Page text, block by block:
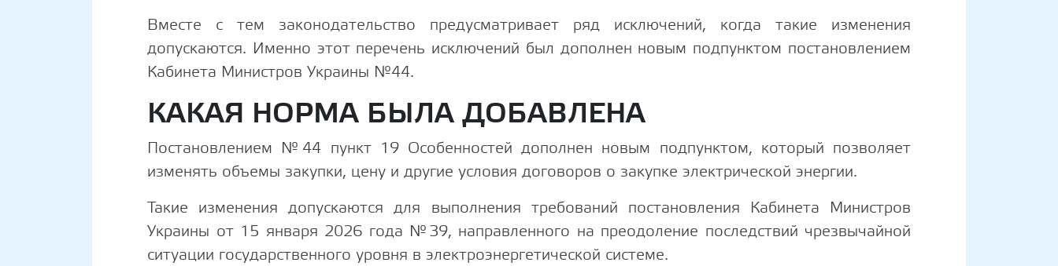
Вместе с тем законодательство предусматривает ряд исключений, когда такие изменения
допускаются. Именно этот перечень исключений был дополнен новым подпунктом постановлением
Кабинета Министров Украины №44.
КАКАЯ НОРМА БЫЛА ДОБАВЛЕНА
Постановлением №44 пункт 19 Особенностей дополнен новым подпунктом, который позволяет
изменять объемы закупки, цену и другие условия договоров о закупке электрической энергии.
Такие изменения допускаются для выполнения требований постановления Кабинета Министров
Украины от 15 января 2026 года №39, направленного на преодоление последствий чрезвычайной
ситуации государственного уровня в электроэнергетической системе.